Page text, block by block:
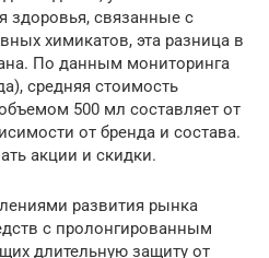
здоровья, связанные с
химикатов, эта разница в
По данным мониторинга
средняя стоимость
500 мл составляет от
от бренда и состава.
акции и скидки.
развития рынка
с пролонгированным
длительную защиту от